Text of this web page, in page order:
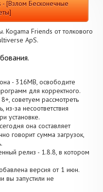
- [Взлом Бесконечные
Kogama Friends от толкового
ApS.
- 316MB, освободите
для корректного.
советуем рассмотреть
за несоответствия
установке.
она составляет
говорит сумма загрузок,
релиз - 1.8.8, в котором
версия от 1 июн.
вы запустили не